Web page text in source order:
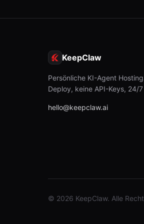
KeepClaw
Persönliche KI-Agent
Deploy, keine API-Keys, 24/
hello@keepclaw.ai
© 2026 KeepClaw. Alle